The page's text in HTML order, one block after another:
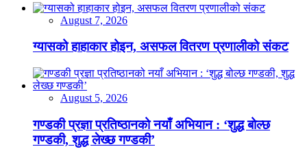
August 7, 2026
ग्यासको हाहाकार होइन, असफल वितरण प्रणालीको संकट
August 5, 2026
गण्डकी प्रज्ञा प्रतिष्ठानको नयाँ अभियान : ‘शुद्ध बोल्छ
गण्डकी, शुद्ध लेख्छ गण्डकी’